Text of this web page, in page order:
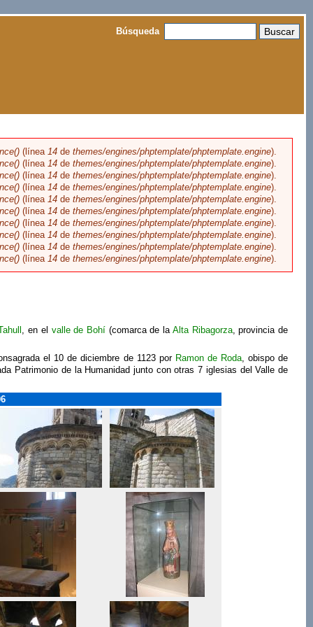
Búsqueda
(línea 14de themes/engines/phptemplate/phptemplate.engine).
(línea 14de themes/engines/phptemplate/phptemplate.engine).
(línea 14de themes/engines/phptemplate/phptemplate.engine).
(línea 14de themes/engines/phptemplate/phptemplate.engine).
(línea 14de themes/engines/phptemplate/phptemplate.engine).
(línea 14de themes/engines/phptemplate/phptemplate.engine).
(línea 14de themes/engines/phptemplate/phptemplate.engine).
(línea 14de themes/engines/phptemplate/phptemplate.engine).
(línea 14de themes/engines/phptemplate/phptemplate.engine).
(línea 14de themes/engines/phptemplate/phptemplate.engine).
, en el valle de Bohí(comarca de la Alta Ribagorza, provincia de
el 10 de diciembre de 1123 por Ramon de Roda, obispo de
Patrimonio de la Humanidad junto con otras 7 iglesias del Valle de